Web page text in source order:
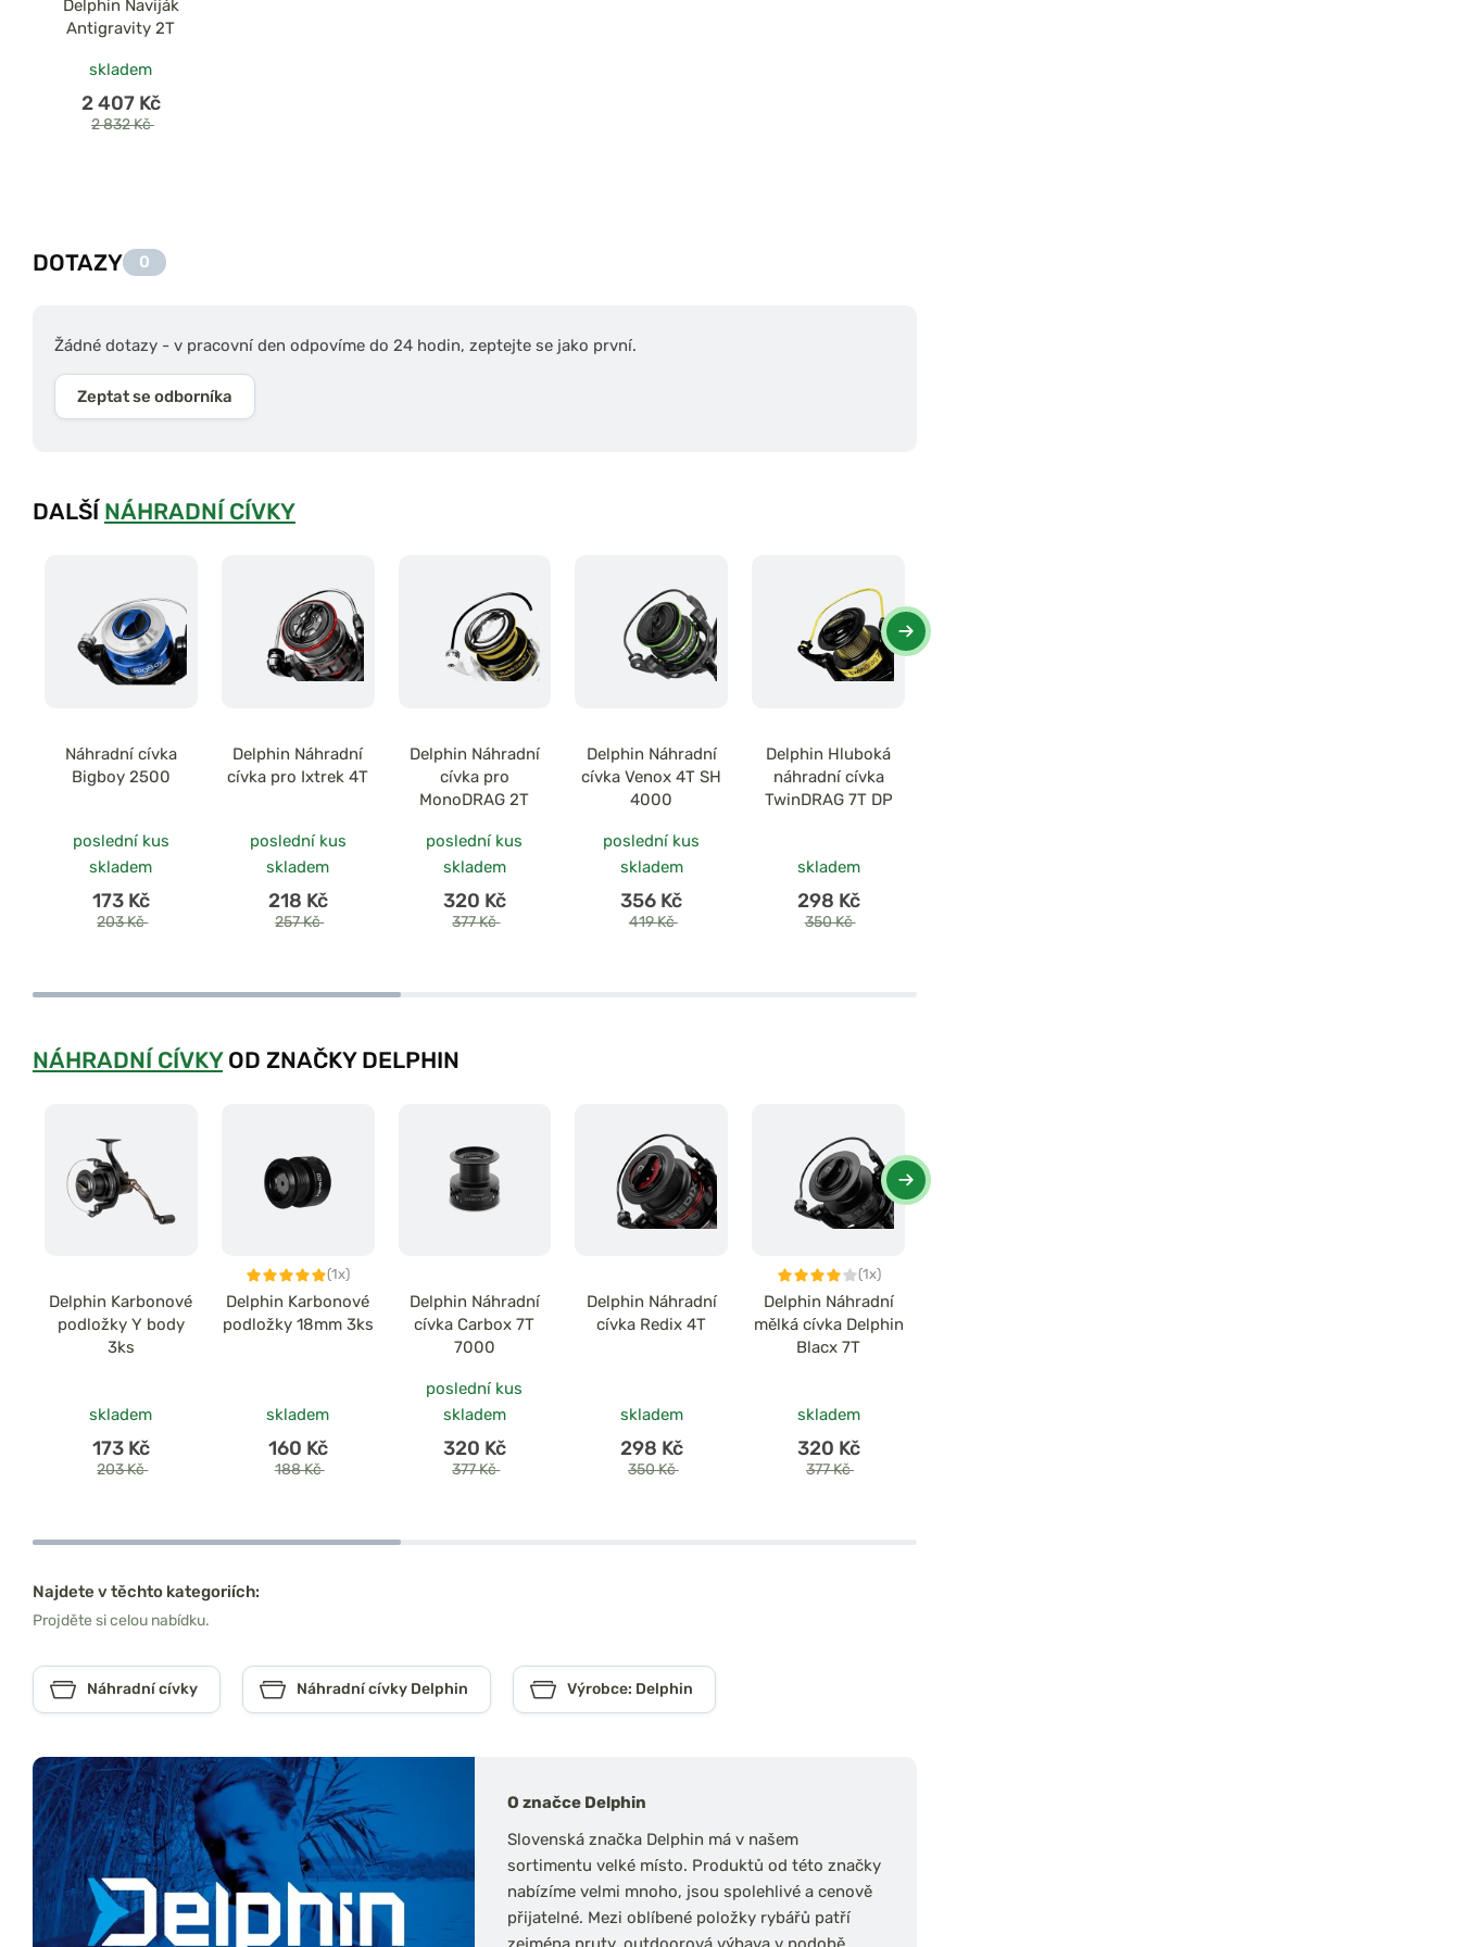
Delphin Naviják
Antigravity 2T
skladem
2 407 Kč
2 832 Kč
DOTAZY 0
Žádné dotazy - v pracovní den odpovíme do 24 hodin, zeptejte se jako první.
Zeptat se odborníka
DALŠÍ NÁHRADNÍ CÍVKY
Náhradní cívka
Bigboy 2500
poslední kus
skladem
173 Kč
203 Kč
Delphin Náhradní
cívka pro Ixtrek 4T
poslední kus
skladem
218 Kč
257 Kč
Delphin Náhradní
cívka pro
MonoDRAG 2T
poslední kus
skladem
320 Kč
377 Kč
Delphin Náhradní
cívka Venox 4T SH
4000
poslední kus
skladem
356 Kč
419 Kč
Delphin Hluboká
náhradní cívka
TwinDRAG 7T DP
skladem
298 Kč
350 Kč
NÁHRADNÍ CÍVKYOD ZNAČKY DELPHIN
Delphin Karbonové
podložky Y body
3ks
skladem
173 Kč
203 Kč
(1x)
Delphin Karbonové
podložky 18mm 3ks
skladem
160 Kč
188 Kč
Delphin Náhradní
cívka Carbox 7T
7000
poslední kus
skladem
320 Kč
377 Kč
Delphin Náhradní
cívka Redix 4T
skladem
298 Kč
350 Kč
(1x)
Delphin Náhradní
mělká cívka Delphin
Blacx 7T
skladem
320 Kč
377 Kč
Najdete v těchto kategoriích:
Projděte si celou nabídku.
Náhradní cívky Náhradní cívky Delphin Výrobce: Delphin
O značce Delphin
Slovenská značka Delphin má v našem
sortimentu velké místo. Produktů od této značky
nabízíme velmi mnoho, jsou spolehlivé a cenově
přijatelné. Mezi oblíbené položky rybářů patří